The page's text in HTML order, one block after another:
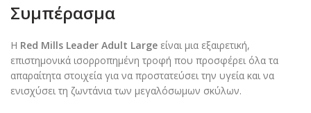
Συμπέρασμα
Η Red Mills Leader Adult Large είναι μια εξαιρετική,
επιστημονικά ισορροπημένη τροφή που προσφέρει όλα τα
απαραίτητα στοιχεία για να προστατεύσει την υγεία και να
ενισχύσει τη ζωντάνια των μεγαλόσωμων σκύλων.